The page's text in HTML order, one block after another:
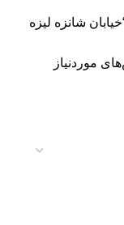
شانزه لیزه
موردنیاز